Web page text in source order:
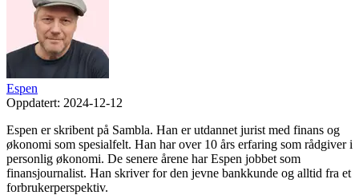
Espen
Oppdatert: 2024-12-12
Espen er skribent på Sambla. Han er utdannet jurist med finans og
økonomi som spesialfelt. Han har over 10 års erfaring som rådgiver i
personlig økonomi. De senere årene har Espen jobbet som
finansjournalist. Han skriver for den jevne bankkunde og alltid fra et
forbrukerperspektiv.